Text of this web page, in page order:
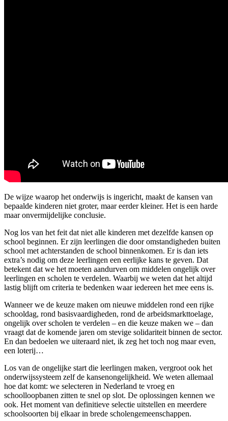
De wijze waarop het onderwijs is ingericht, maakt de kansen van
bepaalde kinderen niet groter, maar eerder kleiner. Het is een harde
maar onvermijdelijke conclusie.
Nog los van het feit dat niet alle kinderen met dezelfde kansen op
school beginnen. Er zijn leerlingen die door omstandigheden buiten
school met achterstanden de school binnenkomen. Er is dan iets
extra’s nodig om deze leerlingen een eerlijke kans te geven. Dat
betekent dat we het moeten aandurven om middelen ongelijk over
leerlingen en scholen te verdelen. Waarbij we weten dat het altijd
lastig blijft om criteria te bedenken waar iedereen het mee eens is.
Wanneer we de keuze maken om nieuwe middelen rond een rijke
schooldag, rond basisvaardigheden, rond de arbeidsmarkttoelage,
ongelijk over scholen te verdelen – en die keuze maken we – dan
vraagt dat de komende jaren om stevige solidariteit binnen de sector.
En dan bedoelen we uiteraard niet, ik zeg het toch nog maar even,
een loterij…
Los van de ongelijke start die leerlingen maken, vergroot ook het
onderwijssysteem zelf de kansenongelijkheid. We weten allemaal
hoe dat komt: we selecteren in Nederland te vroeg en
schoolloopbanen zitten te snel op slot. De oplossingen kennen we
ook. Het moment van definitieve selectie uitstellen en meerdere
schoolsoorten bij elkaar in brede scholengemeenschappen.